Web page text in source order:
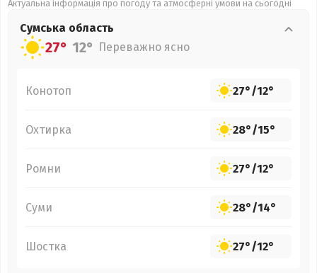
Актуальна інформація про погоду та атмосферні умови на сьогодні
Сумська область
27° 12° Переважно ясно
Конотоп 27°/12°
Охтирка 28°/15°
Ромни 27°/12°
Суми 28°/14°
Шостка 27°/12°